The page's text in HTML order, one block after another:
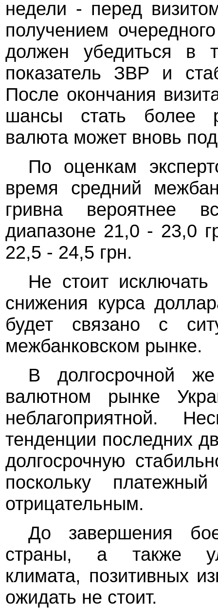
недели - перед
получением
должен убедиться в
показатель ЗВР и
После окончания
шансы стать более
валюта может вновь
По оценкам
время средний
гривна вероятнее
диапазоне 21,0 - 23,0
22,5 - 24,5 грн.
Не стоит исключать
снижения курса
будет связано с
межбанковском рынке.
В долгосрочной
валютном рынке
неблагоприятной.
тенденции последних
долгосрочную
поскольку
отрицательным.
До завершения
страны, а также
климата, позитивных
ожидать не стоит.